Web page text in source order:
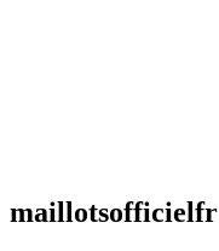
maillotsofficielfr